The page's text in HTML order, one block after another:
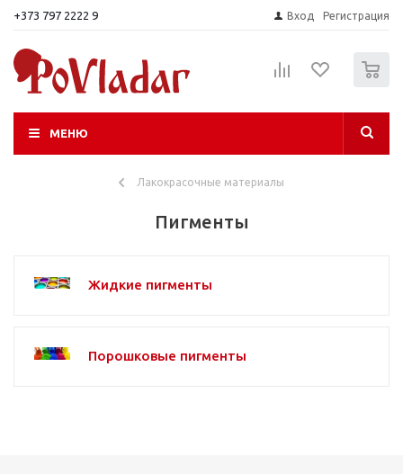
+373 797 2222 9 Вход Регистрация
МЕНЮ
Лакокрасочные материалы
Пигменты
Жидкие пигменты
Порошковые пигменты